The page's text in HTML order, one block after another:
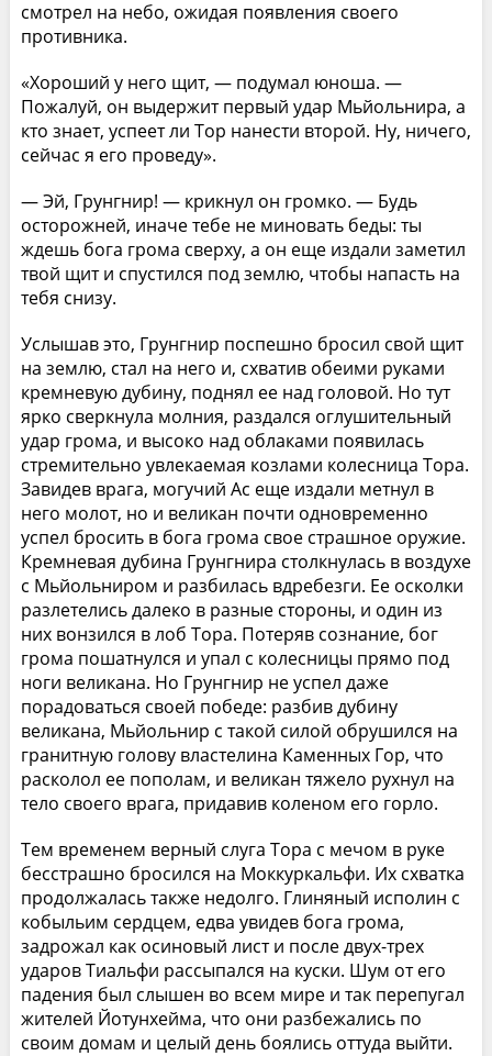
смотрел на небо, ожидая появления своего
противника.
«Хороший у него щит, — подумал юноша. —
Пожалуй, он выдержит первый удар Мьйольнира, а
кто знает, успеет ли Тор нанести второй. Ну, ничего,
сейчас я его проведу».
— Эй, Грунгнир! — крикнул он громко. — Будь
осторожней, иначе тебе не миновать беды: ты
ждешь бога грома сверху, а он еще издали заметил
твой щит и спустился под землю, чтобы напасть на
тебя снизу.
Услышав это, Грунгнир поспешно бросил свой щит
на землю, стал на него и, схватив обеими руками
кремневую дубину, поднял ее над головой. Но тут
ярко сверкнула молния, раздался оглушительный
удар грома, и высоко над облаками появилась
стремительно увлекаемая козлами колесница Тора.
Завидев врага, могучий Ас еще издали метнул в
него молот, но и великан почти одновременно
успел бросить в бога грома свое страшное оружие.
Кремневая дубина Грунгнира столкнулась в воздухе
с Мьйольниром и разбилась вдребезги. Ее осколки
разлетелись далеко в разные стороны, и один из
них вонзился в лоб Тора. Потеряв сознание, бог
грома пошатнулся и упал с колесницы прямо под
ноги великана. Но Грунгнир не успел даже
порадоваться своей победе: разбив дубину
великана, Мьйольнир с такой силой обрушился на
гранитную голову властелина Каменных Гор, что
расколол ее пополам, и великан тяжело рухнул на
тело своего врага, придавив коленом его горло.
Тем временем верный слуга Тора с мечом в руке
бесстрашно бросился на Моккуркальфи. Их схватка
продолжалась также недолго. Глиняный исполин с
кобыльим сердцем, едва увидев бога грома,
задрожал как осиновый лист и после двух-трех
ударов Тиальфи рассыпался на куски. Шум от его
падения был слышен во всем мире и так перепугал
жителей Йотунхейма, что они разбежались по
своим домам и целый день боялись оттуда выйти.